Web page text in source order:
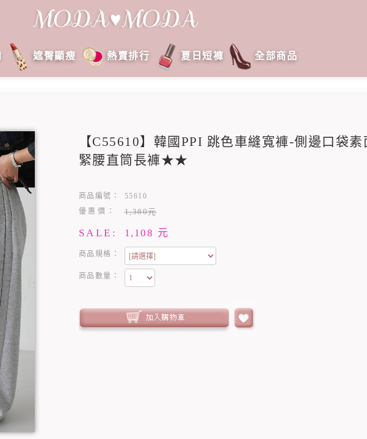
遮臀顯瘦 熱賣排行 夏日短褲 全部商品
【C55610】韓國PPI 跳色車縫寬褲-側邊口袋素
緊腰直筒長褲★★
商品編號：
55610
優惠價：
1,380元
SALE: 1,108 元
商品規格：
商品數量：